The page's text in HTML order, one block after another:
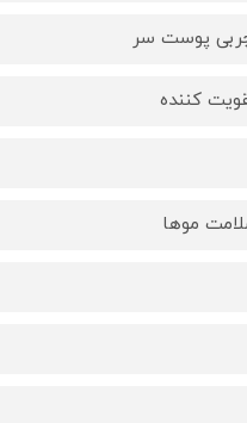
پوست سر
کننده
موها